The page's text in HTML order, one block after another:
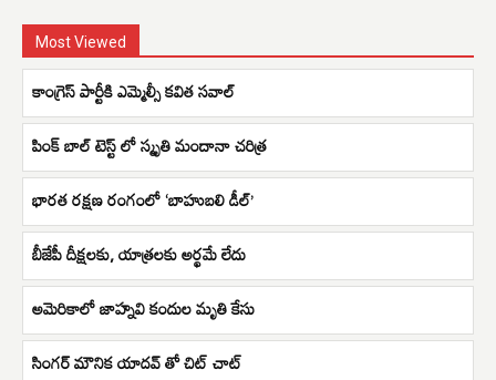
Most Viewed
కాంగ్రెస్ పార్టీకి ఎమ్మెల్సీ కవిత సవాల్
పింక్ బాల్ టెస్ట్ లో స్మృతి మందానా చరిత్ర
భారత రక్షణ రంగంలో ‘బాహుబలి డీల్’
బీజేపీ దీక్షలకు, యాత్రలకు అర్థమే లేదు
అమెరికాలో జాహ్నవి కందుల మృతి కేసు
సింగర్ మౌనిక యాదవ్ తో చిట్ చాట్